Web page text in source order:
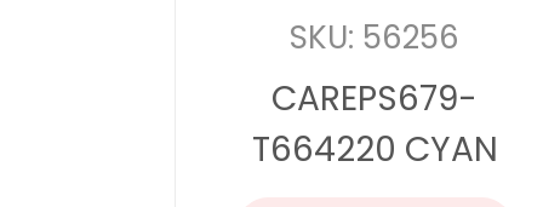
SKU: 56256
CAREPS679-
T664220 CYAN